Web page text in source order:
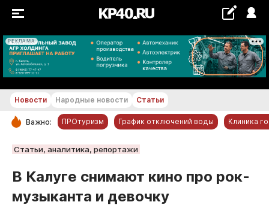
РЕКЛАМА
+18...+19 °С
РУБРИКИ
Новости компаний
Статьи
Новости Народные новости Статьи
Важно: ПРОтуризм График отключений воды Клиника
Статьи, аналитика, репортажи
В Калуге снимают кино про рок-
музыканта и девочку